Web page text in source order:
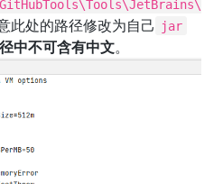
此处的路径修改为自己 jar
中不可含有中文。